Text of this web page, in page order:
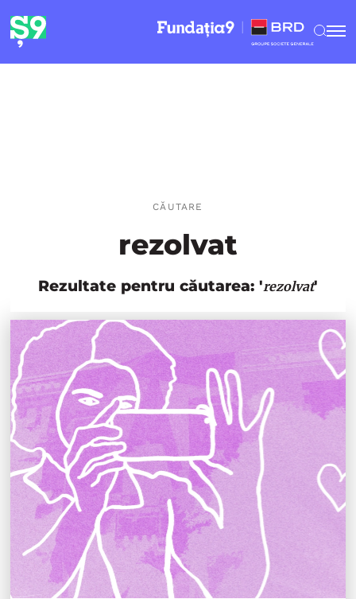
CĂUTARE
rezolvat
Rezultate pentru căutarea: 'rezolvat'